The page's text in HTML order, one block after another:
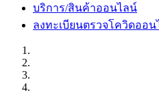
บริการ/สินค้าออนไลน์
ลงทะเบียนตรวจโควิดออน